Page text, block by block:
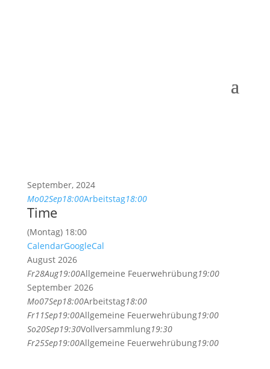
September, 2024
Mo02Sep18:00Arbeitstag18:00
Time
(Montag) 18:00
CalendarGoogleCal
August 2026
Fr28Aug19:00Allgemeine Feuerwehrübung19:00
September 2026
Mo07Sep18:00Arbeitstag18:00
Fr11Sep19:00Allgemeine Feuerwehrübung19:00
So20Sep19:30Vollversammlung19:30
Fr25Sep19:00Allgemeine Feuerwehrübung19:00